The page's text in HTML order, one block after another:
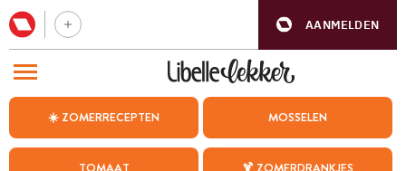
AANMELDEN
☀️ ZOMERRECEPTEN MOSSELEN
BEZOEK ONZE ANDERE WEBSITES